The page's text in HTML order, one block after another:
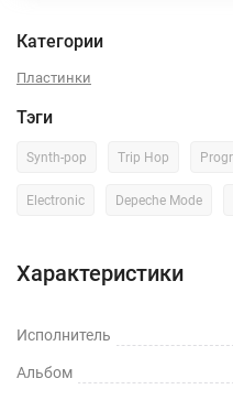
Категории
Пластинки
Тэги
Synth-pop Trip Hop
Electronic Depeche Mode
Характеристики
Исполнитель
Альбом